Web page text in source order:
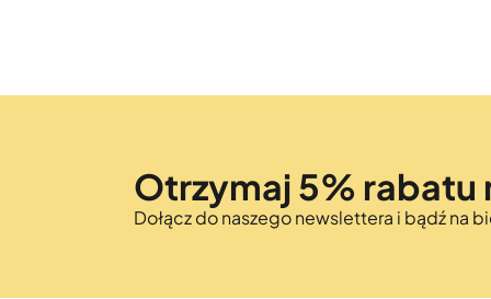
Otrzymaj 5% rabatu
Dołącz do naszego newslettera i bądź na